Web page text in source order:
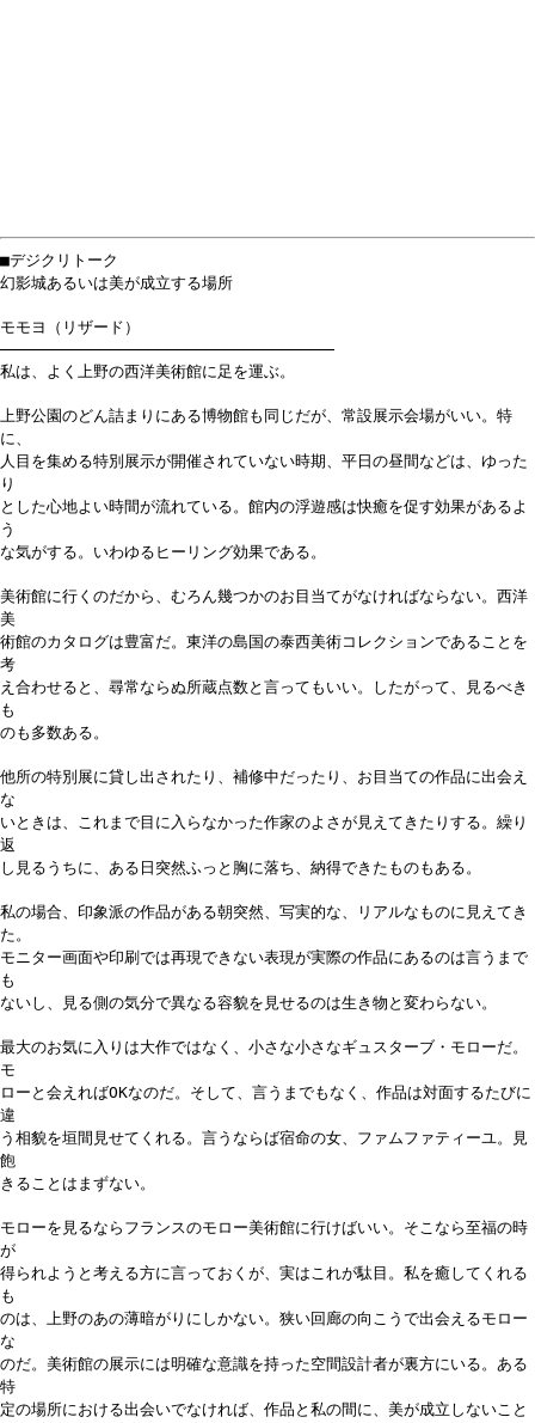
■デジクリトーク
幻影城あるいは美が成立する場所
モモヨ（リザード）
───────────────────────────────────
私は、よく上野の西洋美術館に足を運ぶ。
上野公園のどん詰まりにある博物館も同じだが、常設展示会場がいい。特
に、
人目を集める特別展示が開催されていない時期、平日の昼間などは、ゆった
り
とした心地よい時間が流れている。館内の浮遊感は快癒を促す効果があるよ
う
な気がする。いわゆるヒーリング効果である。
美術館に行くのだから、むろん幾つかのお目当てがなければならない。西洋
美
術館のカタログは豊富だ。東洋の島国の泰西美術コレクションであることを
考
え合わせると、尋常ならぬ所蔵点数と言ってもいい。したがって、見るべき
も
のも多数ある。
他所の特別展に貸し出されたり、補修中だったり、お目当ての作品に出会え
な
いときは、これまで目に入らなかった作家のよさが見えてきたりする。繰り
返
し見るうちに、ある日突然ふっと胸に落ち、納得できたものもある。
私の場合、印象派の作品がある朝突然、写実的な、リアルなものに見えてき
た。
モニター画面や印刷では再現できない表現が実際の作品にあるのは言うまで
も
ないし、見る側の気分で異なる容貌を見せるのは生き物と変わらない。
最大のお気に入りは大作ではなく、小さな小さなギュスターブ・モローだ。
モ
ローと会えればOKなのだ。そして、言うまでもなく、作品は対面するたびに
違
う相貌を垣間見せてくれる。言うならば宿命の女、ファムファティーユ。見
飽
きることはまずない。
モローを見るならフランスのモロー美術館に行けばいい。そこなら至福の時
が
得られようと考える方に言っておくが、実はこれが駄目。私を癒してくれる
も
のは、上野のあの薄暗がりにしかない。狭い回廊の向こうで出会えるモロー
な
のだ。美術館の展示には明確な意識を持った空間設計者が裏方にいる。ある
特
定の場所における出会いでなければ、作品と私の間に、美が成立しないこと